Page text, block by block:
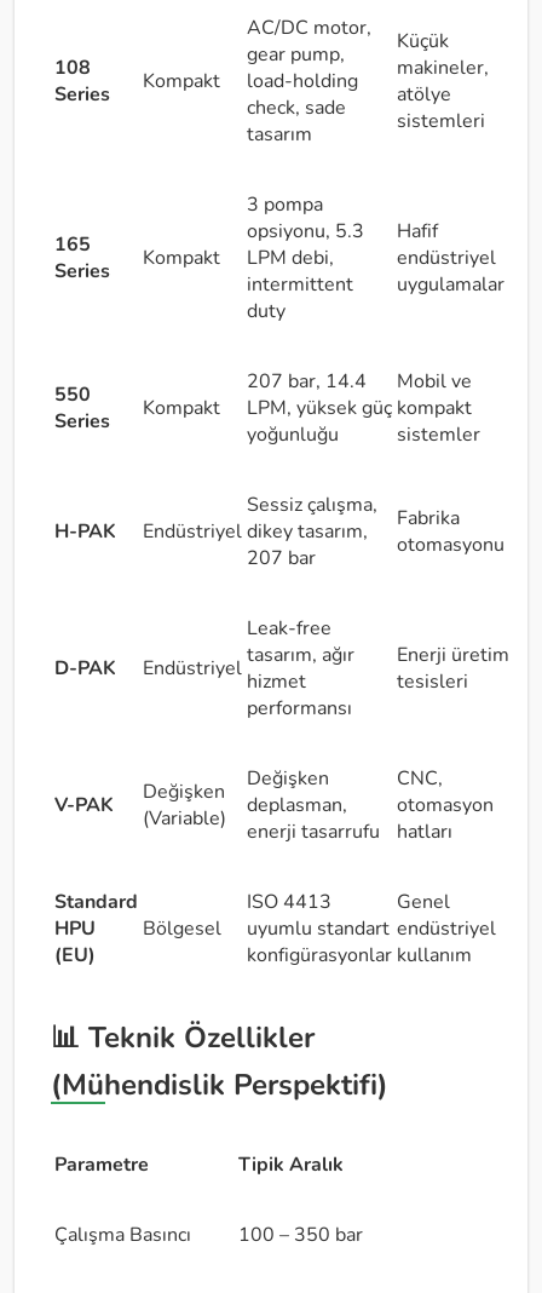
108
Series
Kompakt
AC/DC motor,
gear pump,
load-holding
check, sade
tasarım
Küçük
makineler,
atölye
sistemleri
165
Series
Kompakt
3 pompa
opsiyonu, 5.3
LPM debi,
intermittent
duty
Hafif
endüstriyel
uygulamalar
550
Series
Kompakt
207 bar, 14.4
LPM, yüksek güç
yoğunluğu
Mobil ve
kompakt
sistemler
H-PAK Endüstriyel
Sessiz çalışma,
dikey tasarım,
207 bar
Fabrika
otomasyonu
D-PAK Endüstriyel
Leak-free
tasarım, ağır
hizmet
performansı
Enerji üretim
tesisleri
V-PAK
Değişken
(Variable)
Değişken
deplasman,
enerji tasarrufu
CNC,
otomasyon
hatları
Standard
HPU
(EU)
Bölgesel
ISO 4413
uyumlu standart
konfigürasyonlar
Genel
endüstriyel
kullanım
📊 Teknik Özellikler
(Mühendislik Perspektifi)
Parametre Tipik Aralık
Çalışma Basıncı 100 – 350 bar